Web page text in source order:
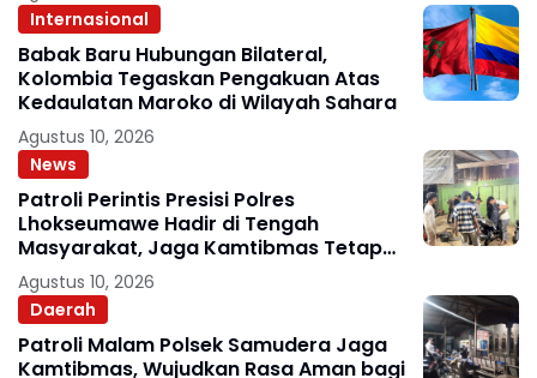
Internasional
Babak Baru Hubungan Bilateral,
Kolombia Tegaskan Pengakuan Atas
Kedaulatan Maroko di Wilayah Sahara
Agustus 10, 2026
News
Patroli Perintis Presisi Polres
Lhokseumawe Hadir di Tengah
Masyarakat, Jaga Kamtibmas Tetap
Kondusif
Agustus 10, 2026
Daerah
Patroli Malam Polsek Samudera Jaga
Kamtibmas, Wujudkan Rasa Aman bagi